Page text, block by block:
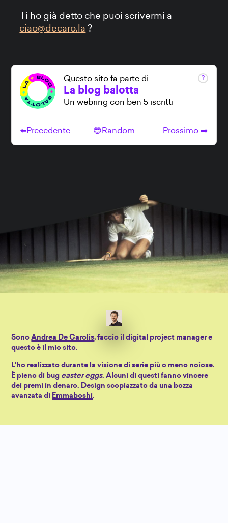
Ti ho già detto che puoi scrivermi a
ciao@decaro.la ?
SonoAndrea De Carolis, faccio il digital project manager e
questo è il mio sito.
L'ho realizzato durante la visione di serie più o meno noiose.
È pieno dibug easter eggs. Alcuni di questi fanno vincere
dei premi in denaro. Design scopiazzato da una bozza
avanzata di Emmaboshi.